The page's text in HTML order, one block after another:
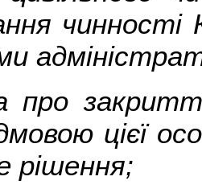
про
цієї
рішення;